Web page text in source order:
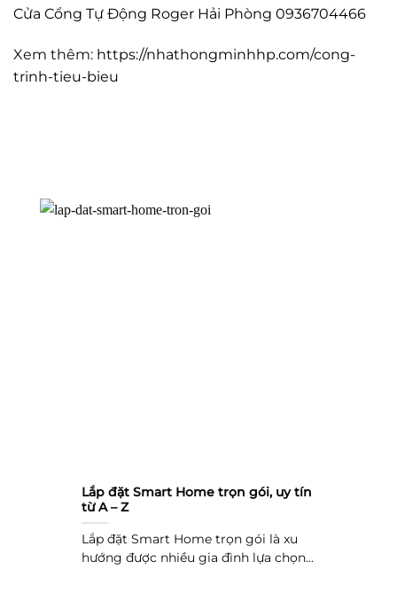
Cửa Cổng Tự Động Roger Hải Phòng 0936704466
Xem thêm: https://nhathongminhhp.com/cong-
trinh-tieu-bieu
Lắp đặt Smart Home trọn gói, uy tín
từ A – Z
Lắp đặt Smart Home trọn gói là xu
hướng được nhiều gia đình lựa chọn...